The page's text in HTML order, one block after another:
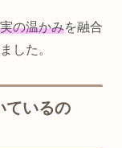
の温かみを融合
した。
ているの